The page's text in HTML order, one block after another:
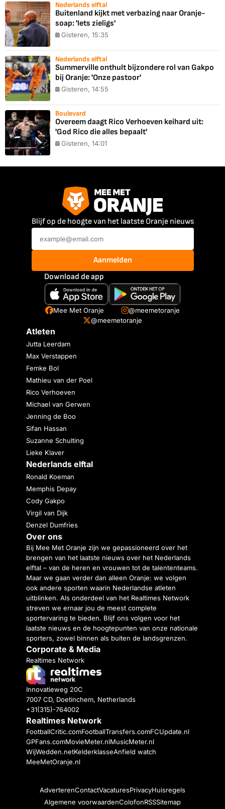
Nederlands elftal
Buitenland kijkt met verbazing naar Oranje-
soap: 'Iets zieligs'
Gisteren, 15:35
Nederlands elftal
Summerville onthult bijzondere rol van Gakpo
bij Oranje: 'Onze pastoor'
Gisteren, 14:55
Boulevard
Overeem daagt Rico Verhoeven keihard uit:
'God Rico die alles bepaalt'
Gisteren, 14:01
Blijf op de hoogte van het laatste Oranje nieuws
Aanmelden
Download de app
Mee Met Oranje
@meemetoranje
@meemetoranje
Atleten
Jutta Leerdam
Max Verstappen
Femke Bol
Mathieu van der Poel
Rico Verhoeven
Michael van Gerwen
Jenning de Boo
Sifan Hassan
Suzanne Schulting
Lieke Klaver
Nederlands elftal
Ronald Koeman
Memphis Depay
Cody Gakpo
Virgil van Dijk
Denzel Dumfries
Over ons
Bij Mee Met Oranje zijn we gepassioneerd over het
brengen van het laatste nieuws over het Nederlands
elftal – van de heren en vrouwen tot de talententeams.
Maar we gaan verder dan alleen Oranje: we volgen
ook andere sporten waarin Nederlandse atleten
uitblinken. Als onderdeel van het Realtimes Network
streven we ernaar jou de meest complete
sportervaring te bieden. Blijf ons volgen voor het
laatste nieuws en de hoogtepunten van onze nationale
sporters, zowel binnen als buiten de landsgrenzen.
Corporate & Media
Realtimes Network
Innovatieweg 20C
7007 CD, Doetinchem, Netherlands
+31(315)-764002
Realtimes Network
FootballCritic.comFootballTransfers.comFCUpdate.nl
GPFans.comMovieMeter.nlMusicMeter.nl
WijWedden.netKelderklasseAnfield watch
MeeMetOranje.nl
AdverterenContactVacaturesPrivacyHuisregels
Algemene voorwaardenColofonRSSSitemap